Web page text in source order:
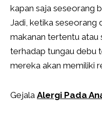
kapan saja seseorang
Jadi, ketika seseorang
makanan tertentu atau
terhadap tungau debu
mereka akan memiliki
Gejala Alergi Pada